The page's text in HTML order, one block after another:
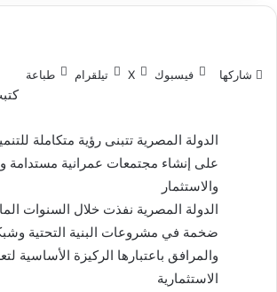
شاركها فيسبوك ‫X تيلقرام طباعة
الدولة المصرية تتبنى رؤية متكاملة
على إنشاء مجتمعات عمرانية مستدامة
والاستثمار
الدولة المصرية نفذت خلال السنوات
ضخمة في مشروعات البنية التحتية
والمرافق باعتبارها الركيزة الأساسية
الاستثمارية